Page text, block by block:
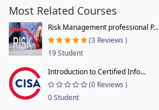
Most Related Courses
Risk Management professional P...
(3 Reviews )
19 Student
Introduction to Certified Info...
(0 Reviews )
0 Student